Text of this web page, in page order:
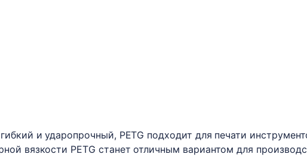
и ударопрочный, PETG подходит для печати
вязкости PETG станет отличным вариантом для